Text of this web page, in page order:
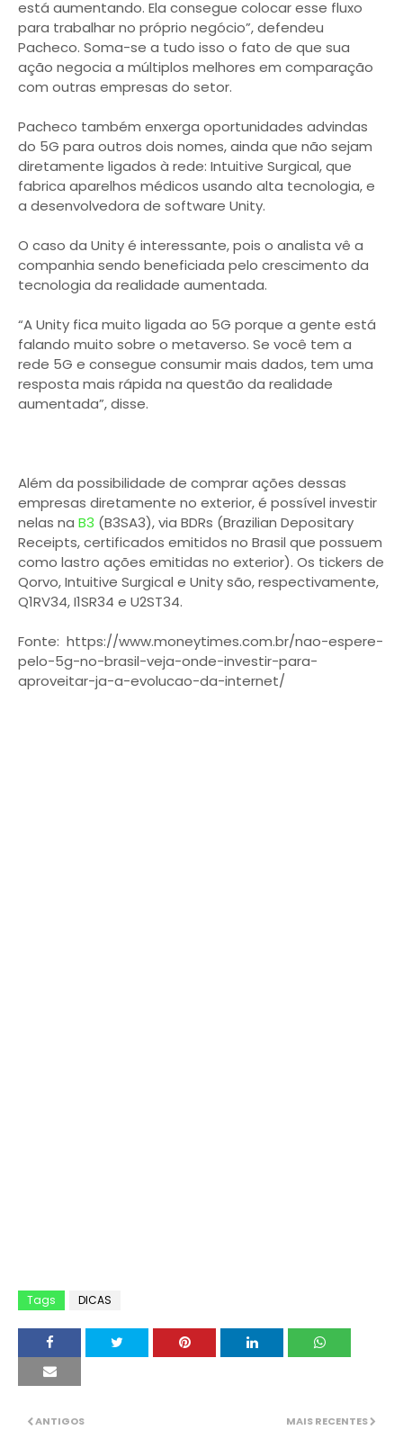
está aumentando. Ela consegue colocar esse fluxo
para trabalhar no próprio negócio”, defendeu
Pacheco. Soma-se a tudo isso o fato de que sua
ação negocia a múltiplos melhores em comparação
com outras empresas do setor.
Pacheco também enxerga oportunidades advindas
do 5G para outros dois nomes, ainda que não sejam
diretamente ligados à rede: Intuitive Surgical, que
fabrica aparelhos médicos usando alta tecnologia, e
a desenvolvedora de software Unity.
O caso da Unity é interessante, pois o analista vê a
companhia sendo beneficiada pelo crescimento da
tecnologia da realidade aumentada.
“A Unity fica muito ligada ao 5G porque a gente está
falando muito sobre o metaverso. Se você tem a
rede 5G e consegue consumir mais dados, tem uma
resposta mais rápida na questão da realidade
aumentada”, disse.
Além da possibilidade de comprar ações dessas
empresas diretamente no exterior, é possível investir
nelas na B3 (B3SA3), via BDRs (Brazilian Depositary
Receipts, certificados emitidos no Brasil que possuem
como lastro ações emitidas no exterior). Os tickers de
Qorvo, Intuitive Surgical e Unity são, respectivamente,
Q1RV34, I1SR34 e U2ST34.
Fonte: https://www.moneytimes.com.br/nao-espere-
pelo-5g-no-brasil-veja-onde-investir-para-
aproveitar-ja-a-evolucao-da-internet/
Tags DICAS
MAIS RECENTES
ANTIGOS